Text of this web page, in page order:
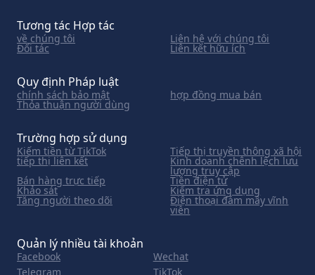
Tương tác Hợp tác
về chúng tôi Liên hệ với chúng tôi
Đối tác Liên kết hữu ích
Quy định Pháp luật
chính sách bảo mật hợp đồng mua bán
Thỏa thuận người dùng
Trường hợp sử dụng
Kiếm tiền từ TikTok Tiếp thị truyền thông xã hội
tiếp thị liên kết Kinh doanh chênh lệch lưu
lượng truy cập
Bán hàng trực tiếp Tiền điện tử
Khảo sát Kiểm tra ứng dụng
Tăng người theo dõi Điện thoại đám mây vĩnh
viễn
Quản lý nhiều tài khoản
Facebook
Wechat
Telegram
TikTok